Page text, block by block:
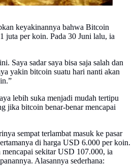
keyakinannya bahwa Bitcoin
juta per koin. Pada 30 Juni lalu, ia
Saya sadar saya bisa saja salah dan
yakin bitcoin suatu hari nanti akan
lebih suka menjadi mudah tertipu
jika bitcoin benar-benar mencapai
sempat terlambat masuk ke pasar
di harga USD 6.000 per koin.
sekitar USD 107.000, ia
Alasannya sederhana: